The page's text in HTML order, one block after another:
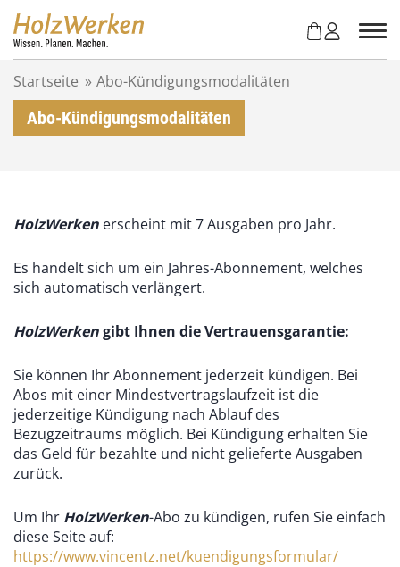
Startseite » Abo-Kündigungsmodalitäten
Abo-Kündigungsmodalitäten
HolzWerken erscheint mit 7 Ausgaben pro Jahr.
Es handelt sich um ein Jahres-Abonnement, welches
sich automatisch verlängert.
HolzWerkengibt Ihnen die Vertrauensgarantie:
Sie können Ihr Abonnement jederzeit kündigen. Bei
Abos mit einer Mindestvertragslaufzeit ist die
jederzeitige Kündigung nach Ablauf des
Bezugzeitraums möglich. Bei Kündigung erhalten Sie
das Geld für bezahlte und nicht gelieferte Ausgaben
zurück.
Um Ihr HolzWerken-Abo zu kündigen, rufen Sie einfach
diese Seite auf:
https://www.vincentz.net/kuendigungsformular/